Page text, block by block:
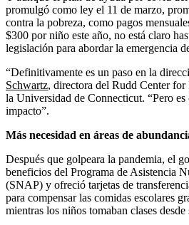
promulgó como ley el 11 de marzo,
contra la pobreza, como pagos
$300 por niño este año, no está claro
legislación para abordar la emergencia
“Definitivamente es un paso en la
Schwartz, directora del Rudd Center
la Universidad de Connecticut. “Pero
impacto”.
Más necesidad en áreas de
Después que golpeara la pandemia, el
beneficios del Programa de Asistencia
(SNAP) y ofreció tarjetas de
para compensar las comidas escolares
mientras los niños tomaban clases desde